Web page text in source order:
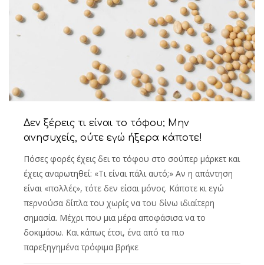
Δεν ξέρεις τι είναι το τόφου; Μην
ανησυχείς, ούτε εγώ ήξερα κάποτε!
Πόσες φορές έχεις δει το τόφου στο σούπερ μάρκετ και
έχεις αναρωτηθεί: «Τι είναι πάλι αυτό;» Αν η απάντηση
είναι «πολλές», τότε δεν είσαι μόνος. Κάποτε κι εγώ
περνούσα δίπλα του χωρίς να του δίνω ιδιαίτερη
σημασία. Μέχρι που μια μέρα αποφάσισα να το
δοκιμάσω. Και κάπως έτσι, ένα από τα πιο
παρεξηγημένα τρόφιμα βρήκε